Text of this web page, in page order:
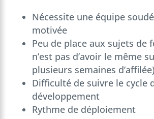
Nécessite une équipe
motivée
Peu de place aux sujets de
n’est pas d’avoir le même
plusieurs semaines d’affilée)
Difficulté de suivre le cycle
développement
Rythme de déploiement